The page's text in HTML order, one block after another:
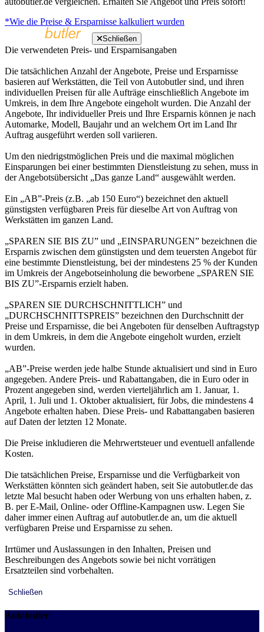
*Wie die Preise & Ersparnisse kalkuliert wurden
Schließen
Die verwendeten Preis- und Ersparnisangaben
Die tatsächlichen Anzahl der Angebote, Preise und Ersparnisse
basieren auf Werkstätten, die Teil von Autobutler sind, und ihren
individuellen Preisen für alle Aufträge einschließlich Angebote im
Umkreis, in dem Ihre Angebote eingeholt wurden. Die Anzahl der
Angebote, Ihr individueller Preis und Ihre Ersparnis können je nach
Automarke, Modell, Baujahr und an welchem Ort im Land Ihr
Auftrag ausgeführt werden soll variieren.
Um den niedrigstmöglichen Preis und die maximal möglichen
Einsparungen bei einer bestimmten Dienstleistung zu sehen, muss in
der Angebotsübersicht „Das ganze Land“ ausgewählt werden.
Ein „AB”-Preis (z.B. „ab 150 Euro“) bezeichnet den aktuell
günstigsten verfügbaren Preis für dieselbe Art von Auftrag von
Werkstätten im ganzen Land.
„SPAREN SIE BIS ZU” und „EINSPARUNGEN” bezeichnen die
Ersparnis zwischen dem günstigsten und dem teuersten Angebot für
eine bestimmte Dienstleistung, bei der mindestens 25 % der Kunden
im Umkreis der Angebotseinholung die beworbene „SPAREN SIE
BIS ZU”-Ersparnis erzielt haben.
„SPAREN SIE DURCHSCHNITTLICH” und
„DURCHSCHNITTSPREIS” bezeichnen den Durchschnitt der
Preise und Ersparnisse, die bei Angeboten für denselben Auftragstyp
in dem Umkreis, in dem die Angebote eingeholt wurden, erzielt
wurden.
„AB”-Preise werden jede halbe Stunde aktualisiert und sind in Euro
angegeben. Andere Preis- und Rabattangaben, die in Euro oder in
Prozent angegeben sind, werden vierteljährlich am 1. Januar, 1.
April, 1. Juli und 1. Oktober aktualisiert, für Jobs, die mindestens 4
Angebote erhalten haben. Diese Preis- und Rabattangaben basieren
auf Daten der letzten 12 Monate.
Die Preise inkludieren die Mehrwertsteuer und eventuell anfallende
Kosten.
Die tatsächlichen Preise, Ersparnisse und die Verfügbarkeit von
Werkstätten könnten sich geändert haben, seit Sie autobutler.de das
letzte Mal besucht haben oder Werbung von uns erhalten haben, z.
B. per E-Mail, Online- oder Offline-Kampagnen usw. Legen Sie
daher immer einen Auftrag auf autobutler.de an, um die aktuell
verfügbaren Preise und Ersparnisse zu sehen.
Irrtümer und Auslassungen in den Inhalten, Preisen und
Beschreibungen des Angebots sowie bei nicht vorrätigen
Ersatzteilen sind vorbehalten.
Schließen
Autobutler